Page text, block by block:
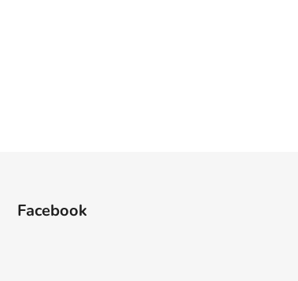
Facebook